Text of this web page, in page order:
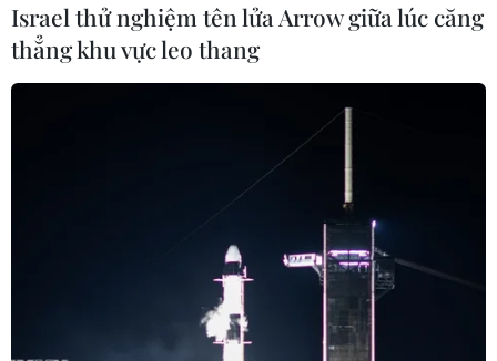
Israel thử nghiệm tên lửa Arrow giữa lúc căng
thẳng khu vực leo thang